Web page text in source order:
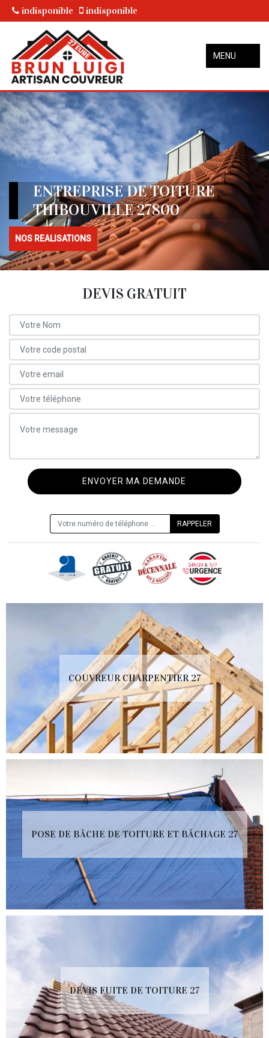
indisponible indisponible
MENU
ENTREPRISE DE TOITURE
THIBOUVILLE 27800
NOS REALISATIONS
DEVIS GRATUIT
COUVREUR CHARPENTIER 27
POSE DE BÂCHE DE TOITURE ET BÂCHAGE 27
DEVIS FUITE DE TOITURE 27